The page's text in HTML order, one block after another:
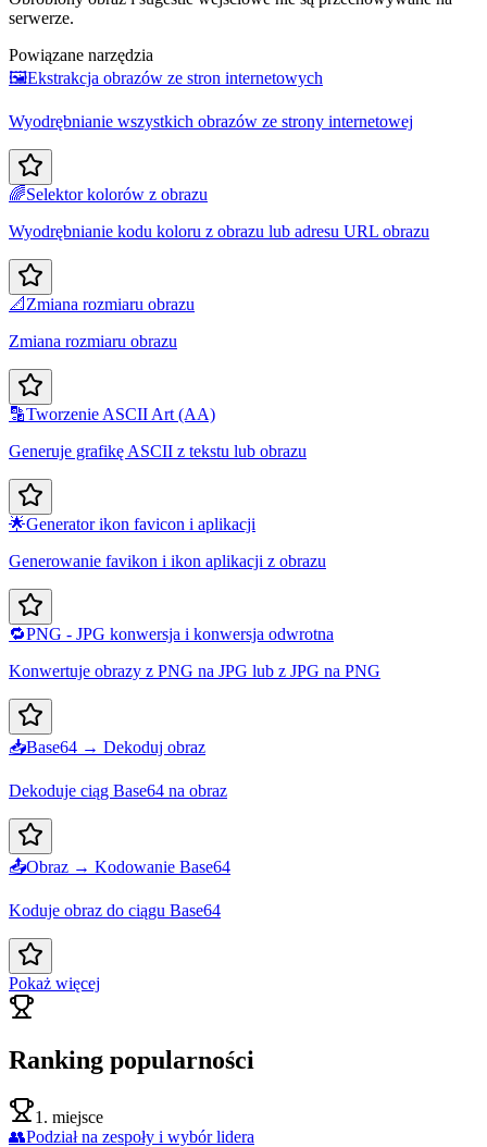
serwerze.
Powiązane narzędzia
🖼️Ekstrakcja obrazów ze stron internetowych
Wyodrębnianie wszystkich obrazów ze strony internetowej
🌈Selektor kolorów z obrazu
Wyodrębnianie kodu koloru z obrazu lub adresu URL obrazu
📐 Zmiana rozmiaru obrazu
Zmiana rozmiaru obrazu
🔡Tworzenie ASCII Art (AA)
Generuje grafikę ASCII z tekstu lub obrazu
🌟Generator ikon favicon i aplikacji
Generowanie favikon i ikon aplikacji z obrazu
🔁PNG - JPG konwersja i konwersja odwrotna
Konwertuje obrazy z PNG na JPG lub z JPG na PNG
📥Base64 → Dekoduj obraz
Dekoduje ciąg Base64 na obraz
📤Obraz → Kodowanie Base64
Koduje obraz do ciągu Base64
Pokaż więcej
Ranking popularności
1. miejsce
👥Podział na zespoły i wybór lidera